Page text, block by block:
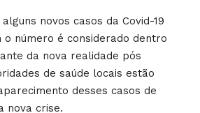
novos casos da Covid-19
o número é considerado dentro
da nova realidade pós
de saúde locais estão
desses casos de
nova crise.